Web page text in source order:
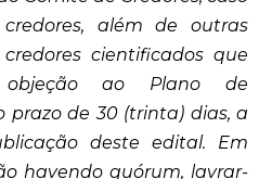
além de outras
cientificados que
objeção ao Plano de
prazo de 30 (trinta) dias, a
deste edital. Em
havendo quórum, lavrar-